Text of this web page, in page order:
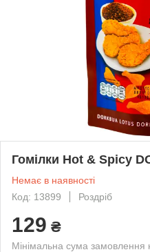
Гомілки Hot & Spicy
Немає в наявності
Код: 13899
Роздріб
129 ₴
Мінімальна сума замовлення